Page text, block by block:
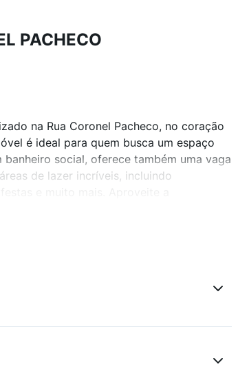
PACHECO
na Rua Coronel Pacheco, no coração
é ideal para quem busca um espaço
social, oferece também uma vaga
de lazer incríveis, incluindo
você precisa. Não perca essa